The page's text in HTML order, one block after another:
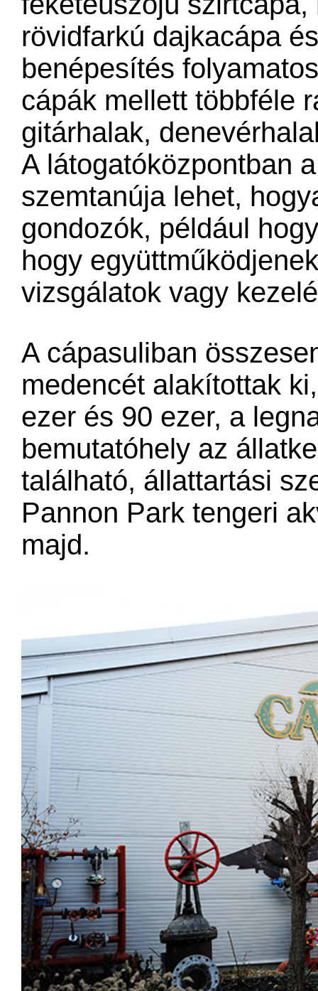
rövidfarkú dajkacápa
benépesítés
cápák mellett többféle
gitárhalak,
A látogatóközpontban
szemtanúja lehet,
gondozók, például
hogy
vizsgálatok vagy
A cápasuliban
medencét alakítottak
ezer és 90 ezer, a
bemutatóhely az
található, állattartási
Pannon Park tengeri
majd.